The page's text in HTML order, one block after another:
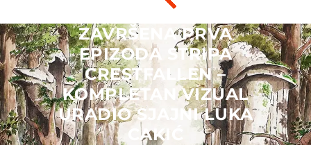
ZAVRŠENA PRVA
EPIZODA STRIPA
CRESTFALLEN –
KOMPLETAN VIZUAL
URADIO SJAJNI LUKA
CAKIĆ